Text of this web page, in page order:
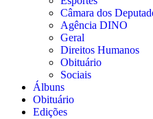
Câmara dos
Agência DINO
Geral
Direitos Humanos
Obituário
Sociais
Álbuns
Obituário
Edições